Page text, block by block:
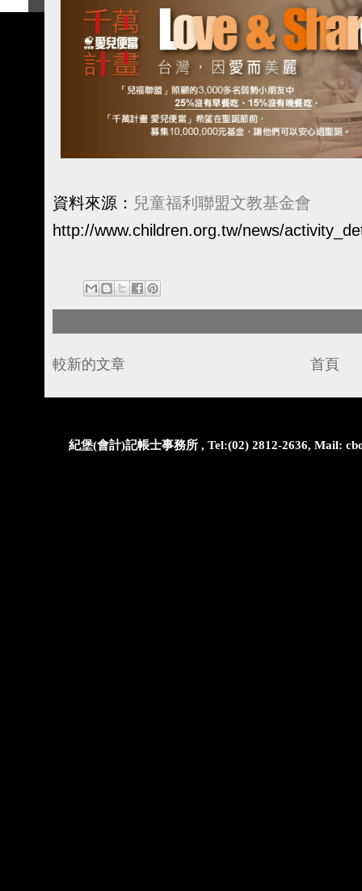
資料來源： 兒童福利聯盟文教基金會
http://www.children.org.tw/news/
較新的文章 首頁
紀堡(會計)記帳士事務所 , Tel:(02) 2812-2636, Mail: